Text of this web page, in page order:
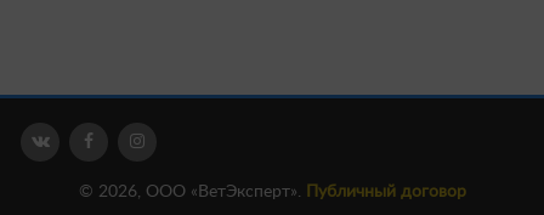
© 2026, ООО «ВетЭксперт». Публичный договор